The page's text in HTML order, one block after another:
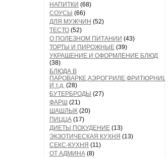
НАПИТКИ (68)
СОУСЫ (66)
ДЛЯ МУЖЧИН (52)
ТЕСТО (52)
О ПОЛЕЗНОМ ПИТАНИИ (43)
ТОРТЫ И ПИРОЖНЫЕ (39)
УКРАШЕНИЕ И ОФОРМЛЕНИЕ БЛЮД
(38)
БЛЮДА В
ПАРОВАРКЕ,АЭРОГРИЛЕ,ФРИТЮРНИЦЕ
И т.д. (28)
БУТЕРБРОДЫ (27)
ФАРШ (21)
ШАШЛЫК (20)
ПИЦЦА (17)
ДИЕТЫ,ПОХУДЕНИЕ (13)
ЭКЗОТИЧЕСКАЯ КУХНЯ (13)
СЕКС-КУХНЯ (11)
ОТ АДМИНА (8)